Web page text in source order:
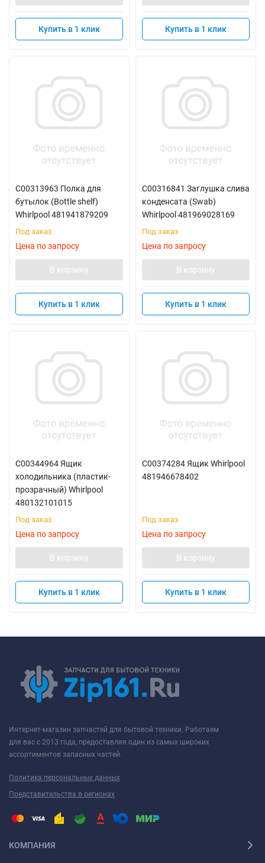
Купить в 1 клик Купить в 1 клик
C00313963 Полка для
бутылок (Bottle shelf)
Whirlpool 481941879209
Под заказ
Цена по запросу
В корзину
Купить в 1 клик
C00316841 Заглушка слива
конденсата (Swab)
Whirlpool 481969028169
Под заказ
Цена по запросу
В корзину
Купить в 1 клик
C00344964 Ящик
холодильника (пластик-
прозрачный) Whirlpool
480132101015
Под заказ
Цена по запросу
В корзину
Купить в 1 клик
C00374284 Ящик Whirlpool
481946678402
Под заказ
Цена по запросу
В корзину
Купить в 1 клик
Интернет-магазин запчастей для бытовой техники. Работаем
для вас с 2013 года, предоставляя один из самых широких
ассортиментов запасных частей.
Политика персональных данных
Представительства в регионах
КОМПАНИЯ